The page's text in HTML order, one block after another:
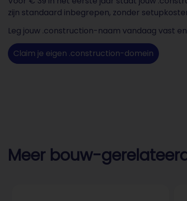
zijn standaard inbegrepen, zonder
Leg jouw .construction-naam vandaag vast
Claim je eigen .construction-domein
Meer bouw-